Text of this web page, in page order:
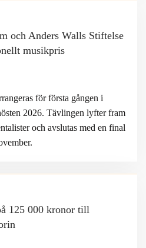
och Anders Walls Stiftelse
musikpris
för första gången i
2026. Tävlingen lyfter fram
och avslutas med en final
125 000 kronor till